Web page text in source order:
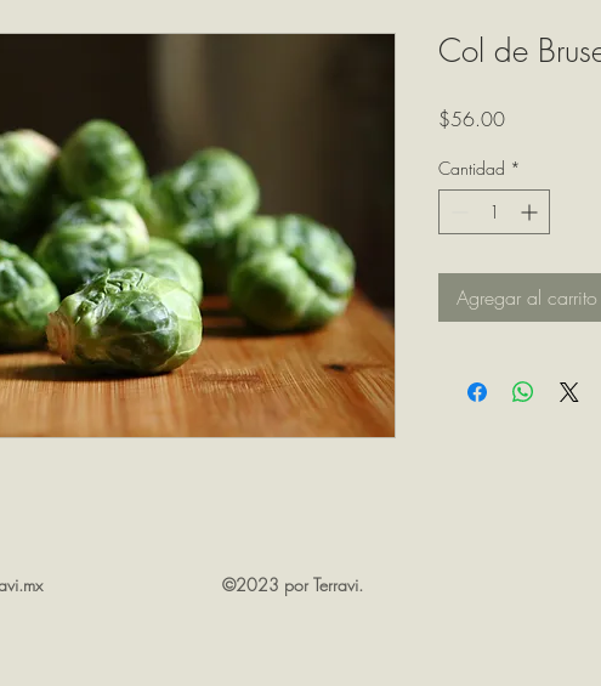
Col de
$56.00Precio
Cantidad *
Agregar al carrito
©2023 por Terravi.